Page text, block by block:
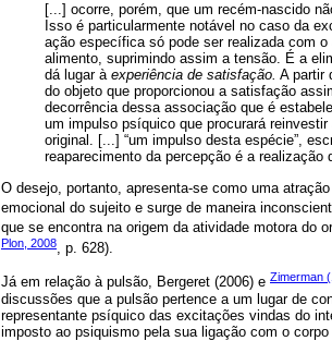
[...] ocorre, porém, que um recém-nascido
Isso é particularmente notável no caso da
ação específica só pode ser realizada com
alimento, suprimindo assim a tensão. É a
dá lugar à experiência de satisfação. A partir
do objeto que proporcionou a satisfação
decorrência dessa associação que é
um impulso psíquico que procurará
original. [...] “um impulso desta espécie”,
reaparecimento da percepção é a realização
O desejo, portanto, apresenta-se como uma
emocional do sujeito e surge de maneira
que se encontra na origem da atividade motora do
Plon, 2008, p. 628).
Já em relação à pulsão, Bergeret (2006) e Zimerman
discussões que a pulsão pertence a um lugar de
representante psíquico das excitações vindas do
imposto ao psiquismo pela sua ligação com o